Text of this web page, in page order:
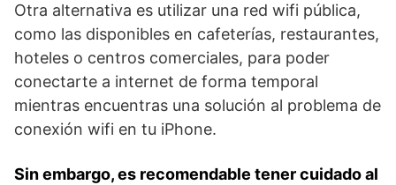
Otra⁤ alternativa es utilizar una red wifi pública, ​
como las disponibles en cafeterías, restaurantes,
​hoteles o centros comerciales, para poder
conectarte‍ a ​internet de forma temporal
mientras encuentras una solución al problema de
conexión wifi en tu iPhone.
Sin embargo, es recomendable tener⁢ cuidado al